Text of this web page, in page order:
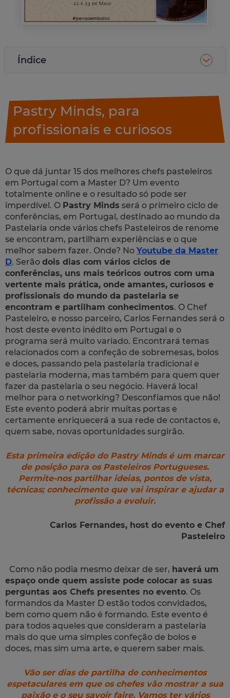
Índice
Pastry Minds, para
profissionais e curiosos
O que dá juntar 15 dos melhores chefs pasteleiros
em Portugal com a Master D? Um evento
totalmente online e o resultado só pode ser
imperdível. O Pastry Minds será o primeiro ciclo de
conferências, em Portugal, destinado ao mundo da
Pastelaria onde vários chefs Pasteleiros de renome
se encontram, partilham experiências e o que
melhor sabem fazer. Onde? No Youtube da Master
D. Serão dois dias com vários ciclos de
conferências, uns mais teóricos outros com uma
vertente mais prática, onde amantes, curiosos e
profissionais do mundo da pastelaria se
encontram e partilham conhecimentos. O Chef
Pasteleiro, e nosso parceiro, Carlos Fernandes será o
host deste evento inédito em Portugal e o
programa será muito variado. Encontrará temas
relacionados com a confeção de sobremesas, bolos
e doces, passando pela pastelaria tradicional e
pastelaria moderna, mas também para quem quer
fazer da pastelaria o seu negócio. Haverá local
melhor para o networking? Desconfiamos que não!
Este evento poderá abrir muitas portas e
certamente enriquecerá a sua rede de contactos e,
quem sabe, novas oportunidades surgirão.
Esta primeira edição do Pastry Minds é um marcar
de posição para os Pasteleiros Portugueses.
Permite-nos partilhar ideias, pontos de vista,
técnicas; conhecimento que vai inspirar e ajudar a
profissão a evoluir.
Carlos Fernandes, host do evento e Chef
Pasteleiro
Como não podia mesmo deixar de ser, haverá um
espaço onde quem assiste pode colocar as suas
perguntas aos Chefs presentes no evento. Os
formandos da Master D estão todos convidados,
bem como quem não é formando. Este evento é
para todos aqueles que consideram a pastelaria
mais do que uma simples confeção de bolos e
doces, mas sim uma arte, e querem saber mais.
Vão ser dias de partilha de conhecimentos
espetaculares em que os chefes vão mostrar a sua
paixão e o seu savoir faire. Vamos ter vários